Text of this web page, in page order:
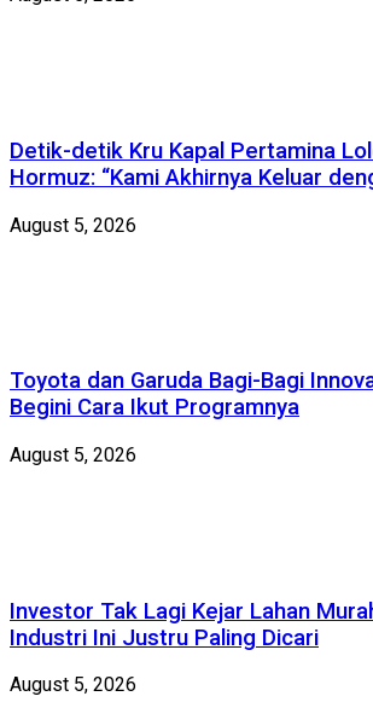
Detik-detik Kru Kapal Pertamina
Hormuz: “Kami Akhirnya Keluar
August 5, 2026
Toyota dan Garuda Bagi-Bagi
Begini Cara Ikut Programnya
August 5, 2026
Investor Tak Lagi Kejar Lahan
Industri Ini Justru Paling Dicari
August 5, 2026